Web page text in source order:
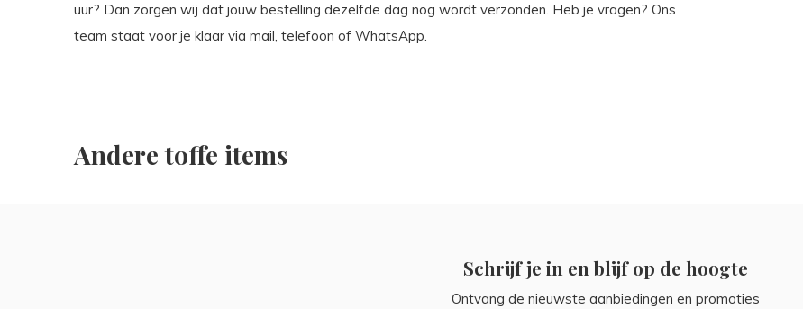
uur? Dan zorgen wij dat jouw bestelling dezelfde dag nog wordt verzonden. Heb je vragen? Ons
team staat voor je klaar via mail, telefoon of WhatsApp.
Andere toffe items
Schrijf je in en blijf op de hoogte
Ontvang de nieuwste aanbiedingen en promoties